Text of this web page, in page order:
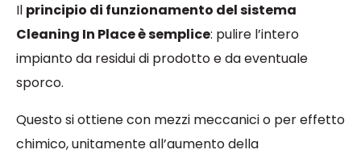
Il principio di funzionamento del sistema
Cleaning In Place è semplice: pulire l’intero
impianto da residui di prodotto e da eventuale
sporco.
Questo si ottiene con mezzi meccanici o per effetto
chimico, unitamente all’aumento della